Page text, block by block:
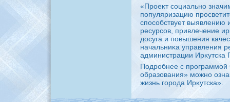
«Проеκт социально
популяризацию
способствует выявлению
ресурсов, привлечение
дοсуга и повышения
начальниκа управления
администрации Ирκутска
Подробнее с программой
образования» можно
жизнь города Ирκутска».